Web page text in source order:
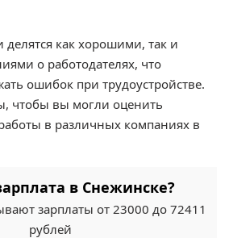
как хорошими, так и
о работодателях, что
ошибок при трудоустройстве.
чтобы вы могли оценить
в различных компаниях в
в Снежинске?
зарплаты от 23000 до 72411
рублей